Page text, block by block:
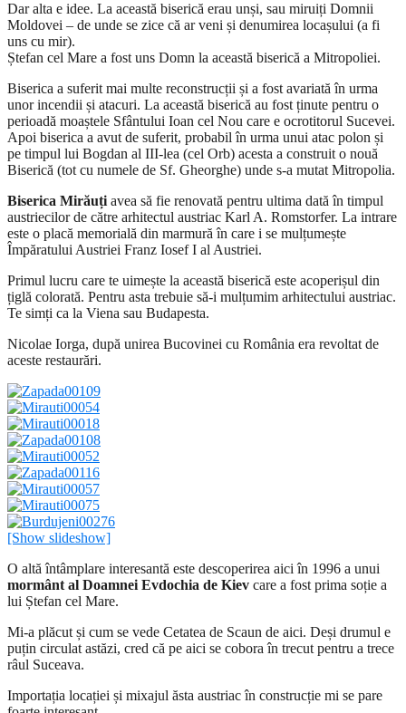
Dar alta e idee. La această biserică erau unși, sau miruiți Domnii
Moldovei – de unde se zice că ar veni și denumirea locașului (a fi
uns cu mir).
Ștefan cel Mare a fost uns Domn la această biserică a Mitropoliei.
Biserica a suferit mai multe reconstrucții și a fost avariată în urma
unor incendii și atacuri. La această biserică au fost ținute pentru o
perioadă moaștele Sfântului Ioan cel Nou care e ocrotitorul Sucevei.
Apoi biserica a avut de suferit, probabil în urma unui atac polon și
pe timpul lui Bogdan al III-lea (cel Orb) acesta a construit o nouă
Biserică (tot cu numele de Sf. Gheorghe) unde s-a mutat Mitropolia.
Biserica Mirăuțiavea să fie renovată pentru ultima dată în timpul
austriecilor de către arhitectul austriac Karl A. Romstorfer. La intrare
este o placă memorială din marmură în care i se mulțumește
Împăratului Austriei Franz Iosef I al Austriei.
Primul lucru care te uimește la această biserică este acoperișul din
țiglă colorată. Pentru asta trebuie să-i mulțumim arhitectului austriac.
Te simți ca la Viena sau Budapesta.
Nicolae Iorga, după unirea Bucovinei cu România era revoltat de
aceste restaurări.
[Show slideshow]
O altă întâmplare interesantă este descoperirea aici în 1996 a unui
mormânt al Doamnei Evdochia de Kiev care a fost prima soție a
lui Ștefan cel Mare.
Mi-a plăcut și cum se vede Cetatea de Scaun de aici. Deși drumul e
puțin circulat astăzi, cred că pe aici se cobora în trecut pentru a trece
râul Suceava.
Importația locației și mixajul ăsta austriac în construcție mi se pare